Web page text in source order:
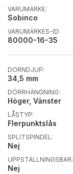
VARUMÄRKE:
Sobinco
VARUMÄRKES-ID:
80000-16-35
DORNDJUP:
34,5 mm
DÖRRHÄNGNING:
Höger, Vänster
LÅSTYP:
Flerpunktslås
SPLITSPINDEL:
Nej
UPPSTÄLLNINGSBAR:
Nej